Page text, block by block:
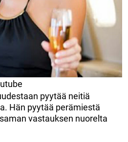
pyytää neitiä
Hän pyytää perämiestä
vastauksen nuorelta